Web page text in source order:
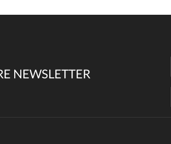
NEWSLETTER